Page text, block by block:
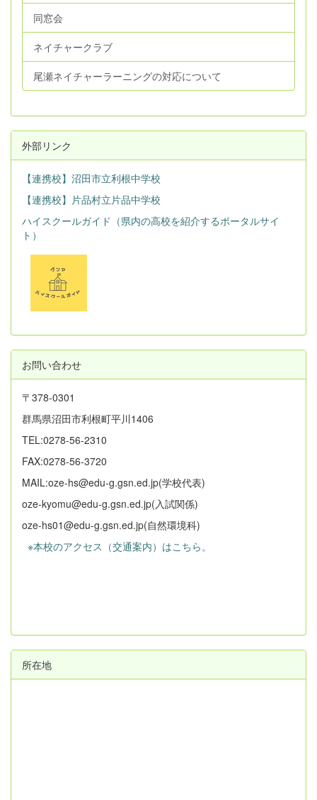
同窓会
ネイチャークラブ
尾瀬ネイチャーラーニングの対応について
外部リンク
【連携校】沼田市立利根中学校
【連携校】片品村立片品中学校
ハイスクールガイド（県内の高校を紹介するポータルサイ
ト）
お問い合わせ
〒378-0301
群馬県沼田市利根町平川1406
TEL:0278-56-2310
FAX:0278-56-3720
MAIL:oze-hs@edu-g.gsn.ed.jp(学校代表)
oze-kyomu@edu-g.gsn.ed.jp(入試関係)
oze-hs01@edu-g.gsn.ed.jp(自然環境科)
※本校のアクセス（交通案内）はこちら。
所在地